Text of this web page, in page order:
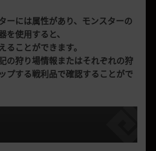
ーには属性があり、モンスターの
使用すると、
ることができます。
の狩り場情報またはそれぞれの狩
プする戦利品で確認することがで